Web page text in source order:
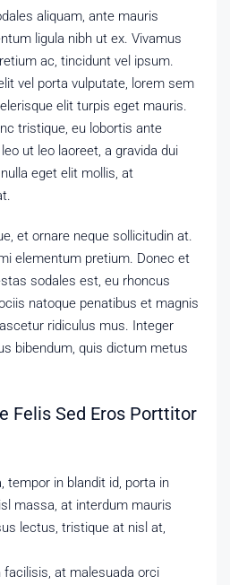
aliquam, ante mauris
ligula nibh ut ex. Vivamus
ac, tincidunt vel ipsum.
vel porta vulputate, lorem sem
elit turpis eget mauris.
tristique, eu lobortis ante
ut leo laoreet, a gravida dui
eget elit mollis, at
et ornare neque sollicitudin at.
elementum pretium. Donec et
sodales est, eu rhoncus
natoque penatibus et magnis
ridiculus mus. Integer
bibendum, quis dictum metus
Felis Sed Eros Porttitor
tempor in blandit id, porta in
massa, at interdum mauris
lectus, tristique at nisl at,
at malesuada orci